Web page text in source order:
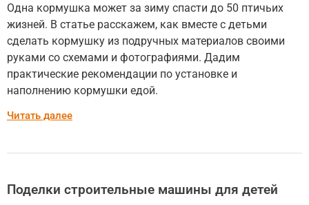
Одна кормушка может за зиму спасти до 50 птичьих
жизней. В статье расскажем, как вместе с детьми
сделать кормушку из подручных материалов своими
руками со схемами и фотографиями. Дадим
практические рекомендации по установке и
наполнению кормушки едой.
Читать далее
Поделки строительные машины для детей